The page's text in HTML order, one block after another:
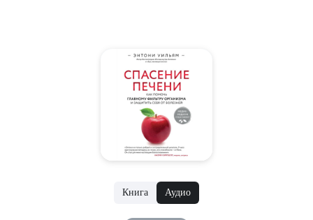
Книга Аудио